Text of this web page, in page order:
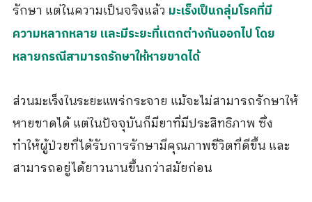
รักษา แต่ในความเป็นจริงแล้ว มะเร็งเป็นกลุ่มโรคที่มี
ความหลากหลาย และมีระยะที่แตกต่างกันออกไป โดย
หลายกรณีสามารถรักษาให้หายขาดได้
ส่วนมะเร็งในระยะแพร่กระจาย แม้จะไม่สามารถรักษาให้
หายขาดได้ แต่ในปัจจุบันก็มียาที่มีประสิทธิภาพ ซึ่ง
ทำให้ผู้ป่วยที่ได้รับการรักษามีคุณภาพชีวิตที่ดีขึ้น และ
สามารถอยู่ได้ยาวนานขึ้นกว่าสมัยก่อน